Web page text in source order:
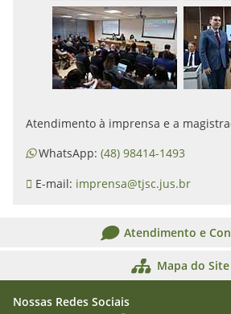
Atendimento à imprensa e a
WhatsApp: (48) 98414-1493
E-mail: imprensa@tjsc.jus.br
Atendimento e
Mapa do Site
Nossas Redes Sociais